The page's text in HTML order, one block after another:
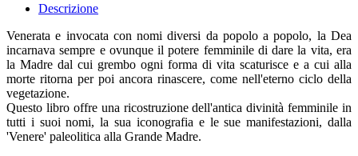
Descrizione
Venerata e invocata con nomi diversi da popolo a popolo, la Dea
incarnava sempre e ovunque il potere femminile di dare la vita, era
la Madre dal cui grembo ogni forma di vita scaturisce e a cui alla
morte ritorna per poi ancora rinascere, come nell'eterno ciclo della
vegetazione.
Questo libro offre una ricostruzione dell'antica divinità femminile in
tutti i suoi nomi, la sua iconografia e le sue manifestazioni, dalla
'Venere' paleolitica alla Grande Madre.